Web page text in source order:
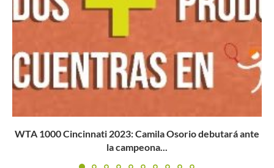
Igor Cetojevic, el especialista en medicina energética al
que Novak...